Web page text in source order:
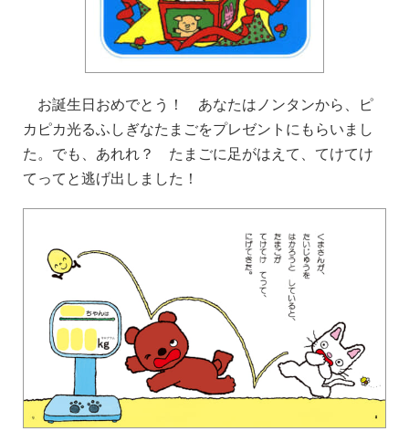
お誕生日おめでとう！ あなたはノンタンから、ピ
カピカ光るふしぎなたまごをプレゼントにもらいまし
た。でも、あれれ？ たまごに足がはえて、てけてけ
てってと逃げ出しました！